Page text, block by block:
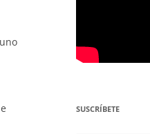
MAPA DE LIDERAZGO
SUSCRÍBETE